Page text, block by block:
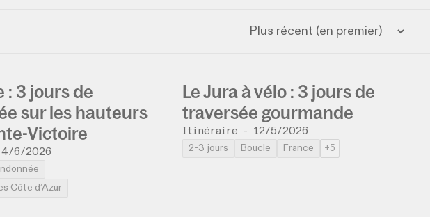
: 3 jours de
sur les hauteurs
Victoire
4/6/2026
Côte d’Azur
Le Jura à vélo : 3 jours de
traversée gourmande
Itinéraire - 12/5/2026
2-3 jours Boucle France +5